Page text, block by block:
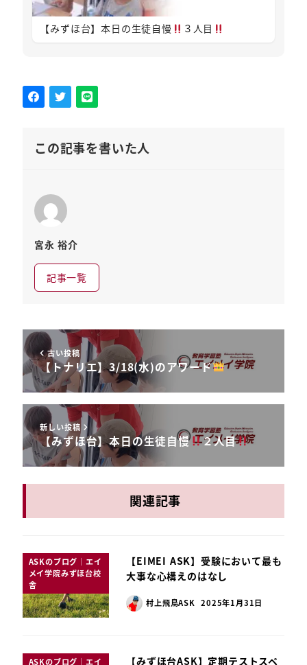
【みずほ台】本日の生徒自慢 ３人目
この記事を書いた人
宮永 裕介
記事一覧
古い投稿
【トナリエ】3/18(水)のアワード
新しい投稿
【みずほ台】本日の生徒自慢 ２人目
関連記事
ASKのブログ｜エイ
メイ学院みずほ台校
舎
【EIMEI ASK】受験において最も
大事な心構えのはなし
村上飛鳥ASK 2025年1月31日
ASKのブログ｜エイ
【みずほ台ASK】定期テストスペ